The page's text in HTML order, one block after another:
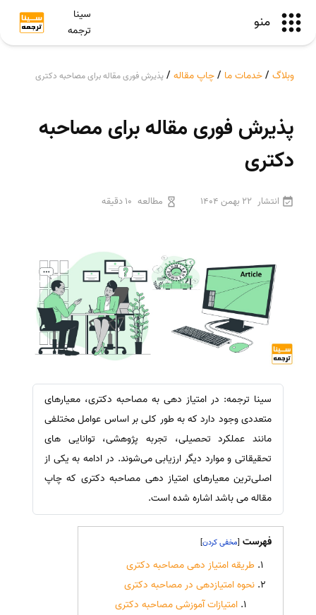
منو
سینا
ترجمه
وبلاگ /خدمات ما /چاپ مقاله / پذیرش فوری مقاله برای مصاحبه دکتری
پذیرش فوری مقاله برای مصاحبه
دکتری
انتشار 22 بهمن 1404 مطالعه 10 دقیقه
سینا ترجمه: در امتیاز دهی به مصاحبه دکتری، معیارهای
متعددی وجود دارد که به طور کلی بر اساس عوامل مختلفی
مانند عملکرد تحصیلی، تجربه پژوهشی، توانایی های
تحقیقاتی و موارد دیگر ارزیابی می‌شوند. در ادامه به یکی از
اصلی‌ترین معیارهای امتیاز دهی مصاحبه دکتری که چاپ
مقاله می باشد اشاره شده است.
فهرست [
]
طریقه امتیاز دهی مصاحبه دکتری
نحوه امتیازدهی در مصاحبه دکتری
امتیازات آموزشی مصاحبه دکتری